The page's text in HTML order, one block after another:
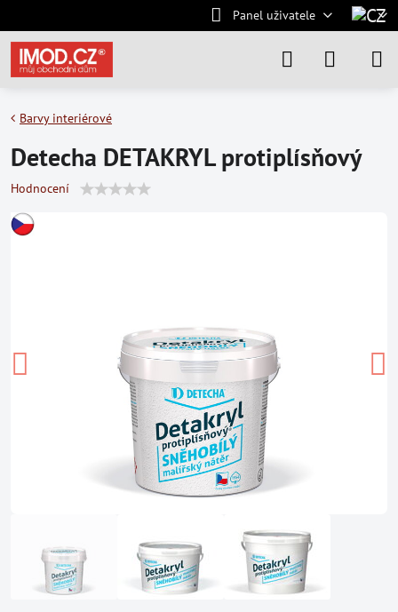
Panel uživatele
Barvy interiérové
Detecha DETAKRYL protiplísňový
Hodnocení